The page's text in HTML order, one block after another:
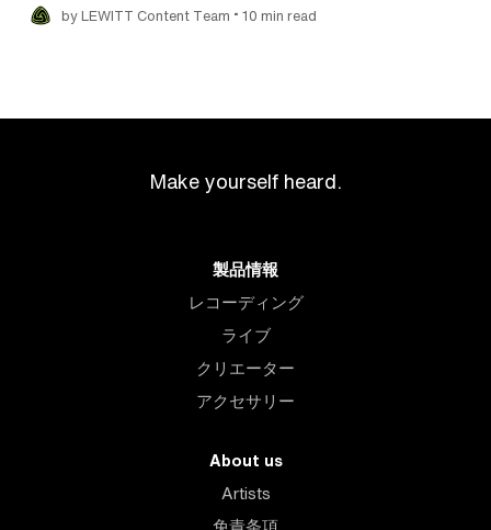
by LEWITT Content Team • 10 min read
Make yourself heard.
製品情報
レコーディング
ライブ
クリエーター
アクセサリー
About us
Artists